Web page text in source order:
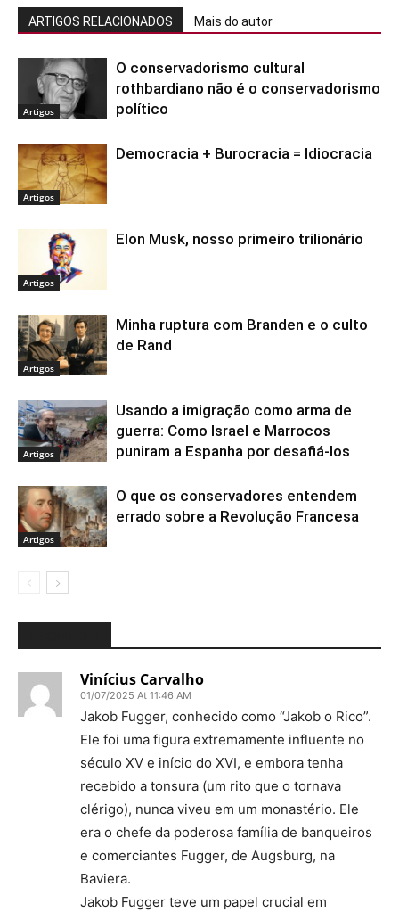
ARTIGOS RELACIONADOS Mais do autor
Artigos
O conservadorismo cultural
rothbardiano não é o conservadorismo
político
Artigos
Democracia + Burocracia = Idiocracia
Artigos
Elon Musk, nosso primeiro trilionário
Artigos
Minha ruptura com Branden e o culto
de Rand
Artigos
Usando a imigração como arma de
guerra: Como Israel e Marrocos
puniram a Espanha por desafiá-los
Artigos
O que os conservadores entendem
errado sobre a Revolução Francesa
Vinícius Carvalho
01/07/2025 At 11:46 AM
Jakob Fugger, conhecido como “Jakob o Rico”.
Ele foi uma figura extremamente influente no
século XV e início do XVI, e embora tenha
recebido a tonsura (um rito que o tornava
clérigo), nunca viveu em um monastério. Ele
era o chefe da poderosa família de banqueiros
e comerciantes Fugger, de Augsburg, na
Baviera.
Jakob Fugger teve um papel crucial em